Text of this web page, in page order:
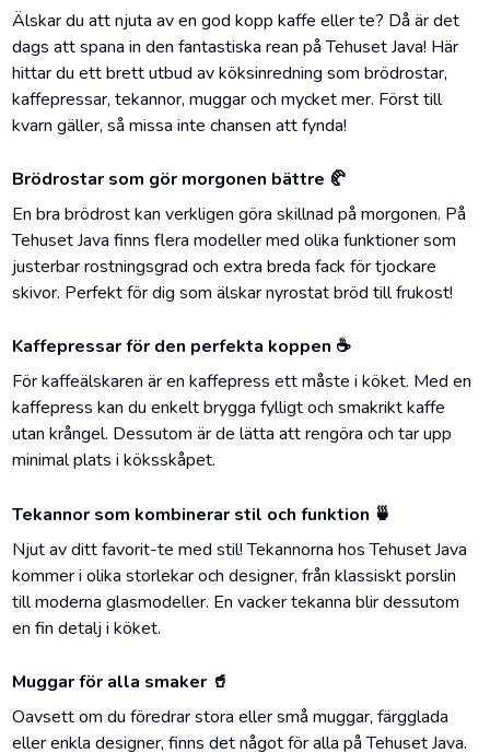
Älskar du att njuta av en god kopp kaffe eller te? Då är det
dags att spana in den fantastiska rean på Tehuset Java! Här
hittar du ett brett utbud av köksinredning som brödrostar,
kaffepressar, tekannor, muggar och mycket mer. Först till
kvarn gäller, så missa inte chansen att fynda!
Brödrostar som gör morgonen bättre 🥐
En bra brödrost kan verkligen göra skillnad på morgonen. På
Tehuset Java finns flera modeller med olika funktioner som
justerbar rostningsgrad och extra breda fack för tjockare
skivor. Perfekt för dig som älskar nyrostat bröd till frukost!
Kaffepressar för den perfekta koppen ☕
För kaffeälskaren är en kaffepress ett måste i köket. Med en
kaffepress kan du enkelt brygga fylligt och smakrikt kaffe
utan krångel. Dessutom är de lätta att rengöra och tar upp
minimal plats i köksskåpet.
Tekannor som kombinerar stil och funktion 🍵
Njut av ditt favorit-te med stil! Tekannorna hos Tehuset Java
kommer i olika storlekar och designer, från klassiskt porslin
till moderna glasmodeller. En vacker tekanna blir dessutom
en fin detalj i köket.
Muggar för alla smaker 🥤
Oavsett om du föredrar stora eller små muggar, färgglada
eller enkla designer, finns det något för alla på Tehuset Java.